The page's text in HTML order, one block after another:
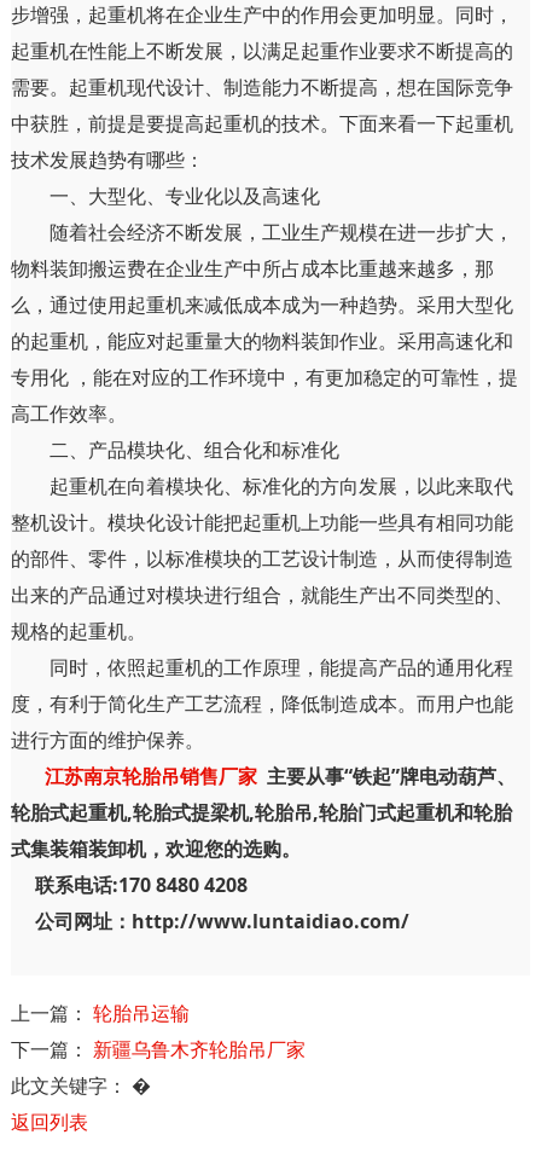
步增强，起重机将在企业生产中的作用会更加明显。同时，
起重机在性能上不断发展，以满足起重作业要求不断提高的
需要。起重机现代设计、制造能力不断提高，想在国际竞争
中获胜，前提是要提高起重机的技术。下面来看一下起重机
技术发展趋势有哪些：
一、大型化、专业化以及高速化
随着社会经济不断发展，工业生产规模在进一步扩大，
物料装卸搬运费在企业生产中所占成本比重越来越多，那
么，通过使用起重机来减低成本成为一种趋势。采用大型化
的起重机，能应对起重量大的物料装卸作业。采用高速化和
专用化 ，能在对应的工作环境中，有更加稳定的可靠性，提
高工作效率。
二、产品模块化、组合化和标准化
起重机在向着模块化、标准化的方向发展，以此来取代
整机设计。模块化设计能把起重机上功能一些具有相同功能
的部件、零件，以标准模块的工艺设计制造，从而使得制造
出来的产品通过对模块进行组合，就能生产出不同类型的、
规格的起重机。
同时，依照起重机的工作原理，能提高产品的通用化程
度，有利于简化生产工艺流程，降低制造成本。而用户也能
进行方面的维护保养。
江苏南京轮胎吊销售厂家 主要从事“铁起”牌电动葫芦、
轮胎式起重机,轮胎式提梁机,轮胎吊,轮胎门式起重机和轮胎
式集装箱装卸机，欢迎您的选购。
联系电话:170 8480 4208
公司网址：http://www.luntaidiao.com/
上一篇： 轮胎吊运输
下一篇： 新疆乌鲁木齐轮胎吊厂家
此文关键字： �
返回列表